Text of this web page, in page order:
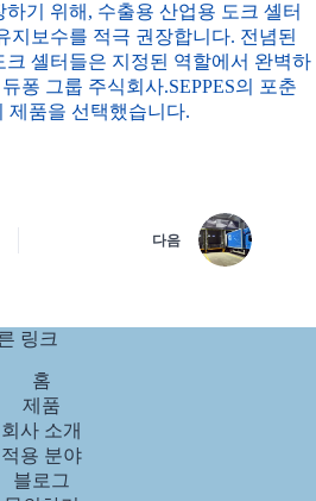
기 위해, 수출용 산업용 도크 셸터
지보수를 적극 권장합니다. 전념된
셸터들은 지정된 역할에서 완벽하
듀퐁 그룹 주식회사.SEPPES의 포춘
제품을 선택했습니다.
다음
링크
홈
제품
회사 소개
적용 분야
블로그